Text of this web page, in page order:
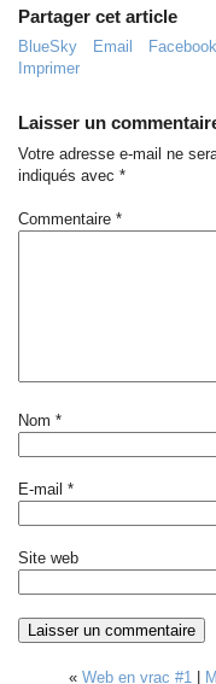
Partager cet article
BlueSky Email Facebook
Imprimer
Laisser un
Votre adresse e-mail ne
indiqués avec *
Commentaire *
Nom *
E-mail *
Site web
« Web en vrac #1 |